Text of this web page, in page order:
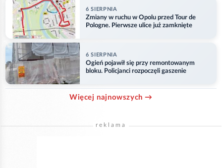
6 SIERPNIA
Zmiany w ruchu w Opolu przed Tour de
Pologne. Pierwsze ulice już zamknięte
6 SIERPNIA
Ogień pojawił się przy remontowanym
bloku. Policjanci rozpoczęli gaszenie
Więcej najnowszych →
reklama